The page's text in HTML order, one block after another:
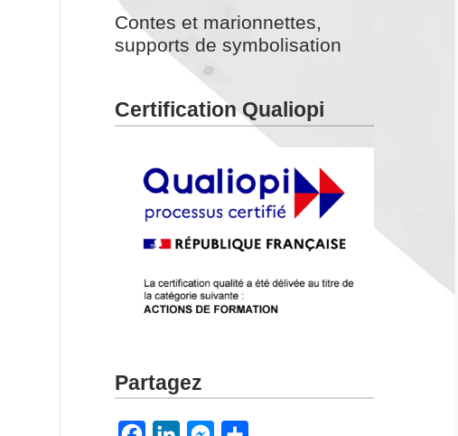
Contes et marionnettes,
supports de symbolisation
Certification Qualiopi
Partagez